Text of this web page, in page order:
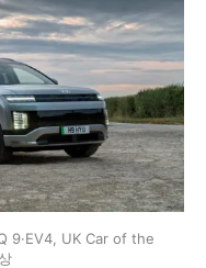
9·EV4, UK Car of the